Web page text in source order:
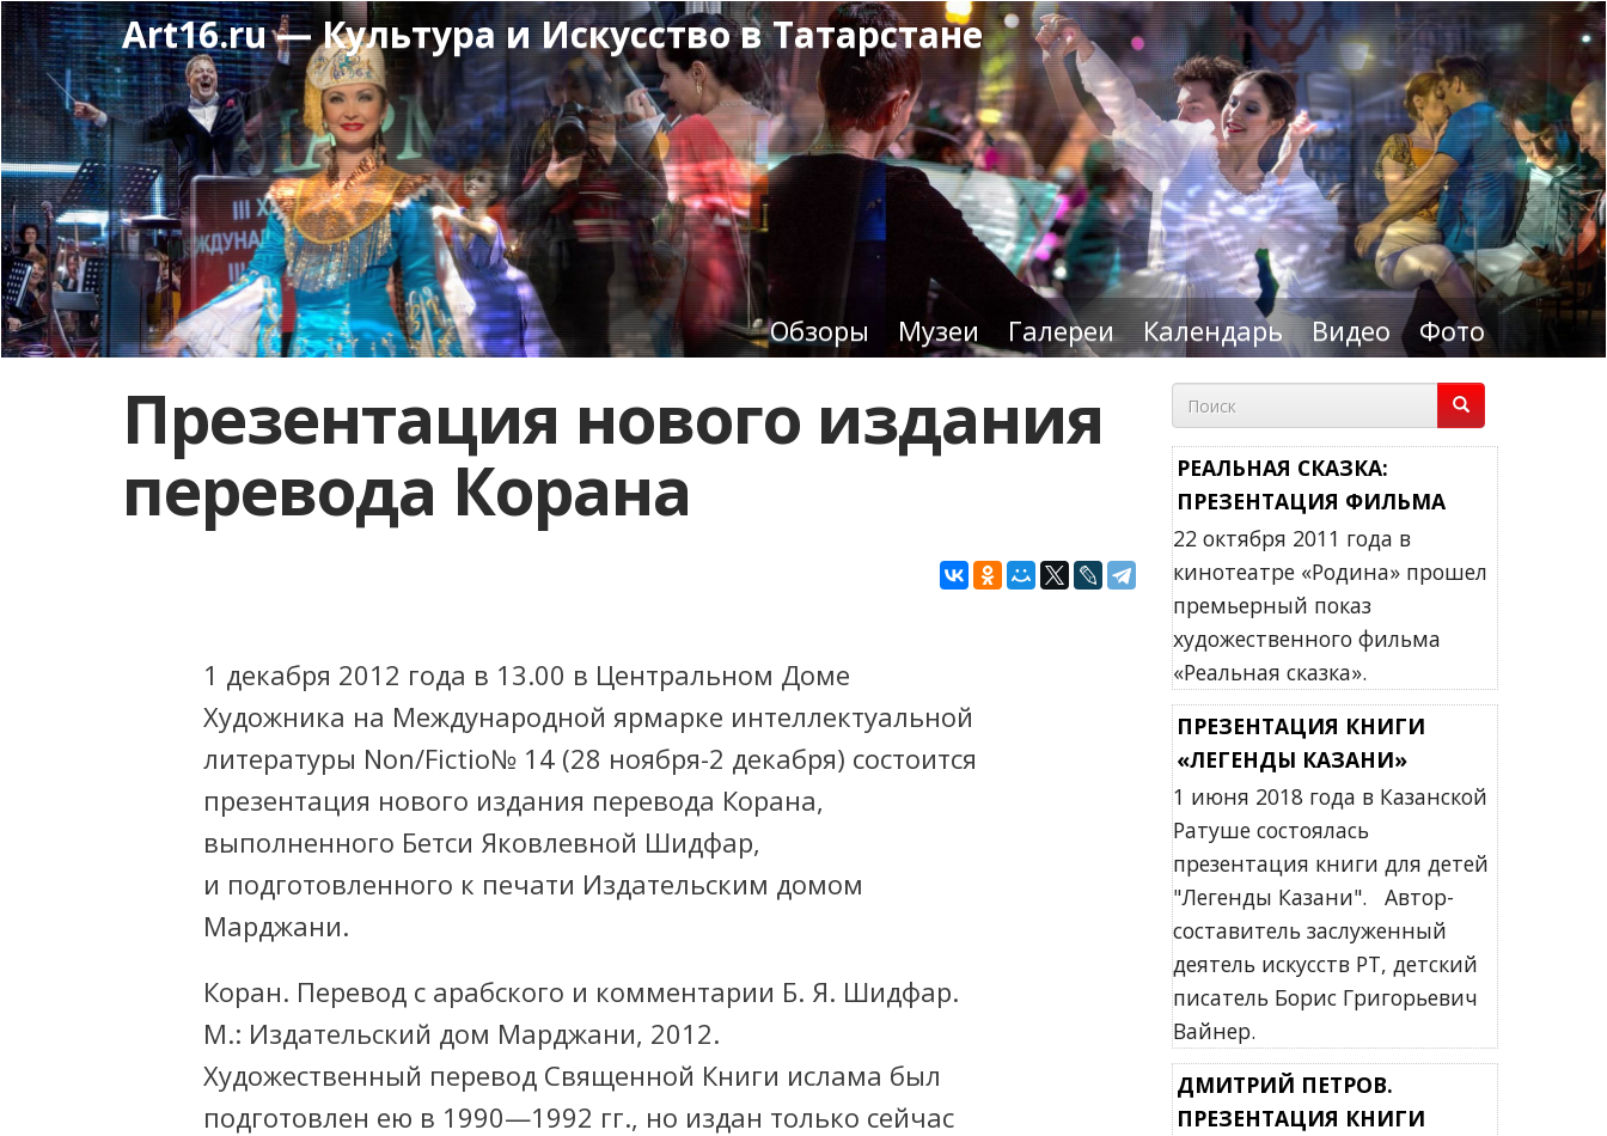
Перейти
к
основному
содержанию
Art16.ru — Культура и Искусство в Татарстане
Обзоры Музеи Галереи Календарь Видео Фото
Презентация нового издания
перевода Корана
1 декабря 2012 года в 13.00 в Центральном Доме
Художника на Международной ярмарке интеллектуальной
литературы Non/Fictio№ 14 (28 ноября-2 декабря) состоится
презентация нового издания перевода Корана,
выполненного Бетси Яковлевной Шидфар,
и подготовленного к печати Издательским домом
Марджани.
Коран. Перевод с арабского и комментарии Б. Я. Шидфар.
М.: Издательский дом Марджани, 2012.
Художественный перевод Священной Книги ислама был
подготовлен ею в 1990—1992 гг., но издан только сейчас
Форма
поиска
Поиск
РЕАЛЬНАЯ СКАЗКА:
ПРЕЗЕНТАЦИЯ ФИЛЬМА
22 октября 2011 года в
кинотеатре «Родина» прошел
премьерный показ
художественного фильма
«Реальная сказка».
ПРЕЗЕНТАЦИЯ КНИГИ
«ЛЕГЕНДЫ КАЗАНИ»
1 июня 2018 года в Казанской
Ратуше состоялась
презентация книги для детей
"Легенды Казани". Автор-
составитель заслуженный
деятель искусств РТ, детский
писатель Борис Григорьевич
Вайнер.
ДМИТРИЙ ПЕТРОВ.
ПРЕЗЕНТАЦИЯ КНИГИ